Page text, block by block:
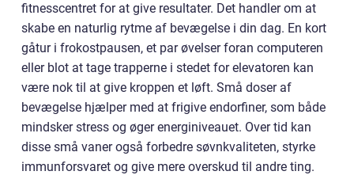
fitnesscentret for at give resultater. Det handler om at
skabe en naturlig rytme af bevægelse i din dag. En kort
gåtur i frokostpausen, et par øvelser foran computeren
eller blot at tage trapperne i stedet for elevatoren kan
være nok til at give kroppen et løft. Små doser af
bevægelse hjælper med at frigive endorfiner, som både
mindsker stress og øger energiniveauet. Over tid kan
disse små vaner også forbedre søvnkvaliteten, styrke
immunforsvaret og give mere overskud til andre ting.